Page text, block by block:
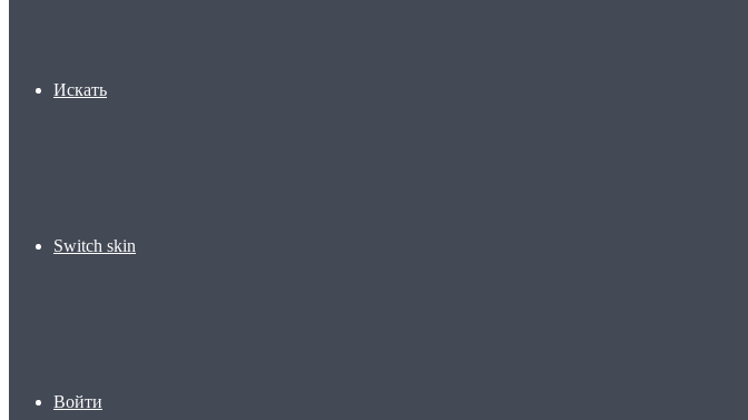
Искать
Switch skin
Войти